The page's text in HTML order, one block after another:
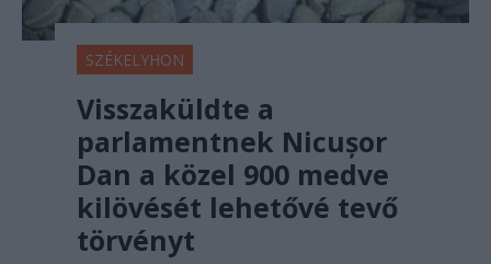
SZÉKELYHON
Visszaküldte a
parlamentnek Nicușor
Dan a közel 900 medve
kilövését lehetővé tevő
törvényt